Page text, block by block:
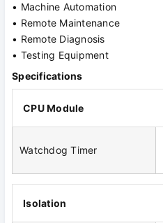
• Machine Automation
• Remote Maintenance
• Remote Diagnosis
• Testing Equipment
Specifications
CPU Module
Watchdog Timer
Isolation